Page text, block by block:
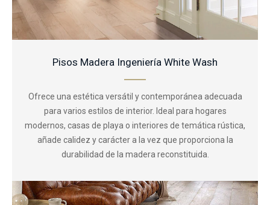
Pisos Madera Ingeniería White Wash
Ofrece una estética versátil y contemporánea adecuada
para varios estilos de interior. Ideal para hogares
modernos, casas de playa o interiores de temática rústica,
añade calidez y carácter a la vez que proporciona la
durabilidad de la madera reconstituida.